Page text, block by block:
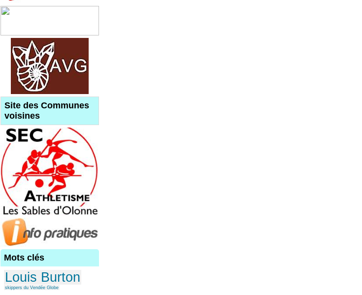
Site des Communes
voisines
Mots clés
Louis Burton
skippers du Vendée Globe